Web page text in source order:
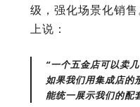
级，强化场景化销
上说：
“一个五金店可以卖
如果我们用集成店的
能统一展示我们的配